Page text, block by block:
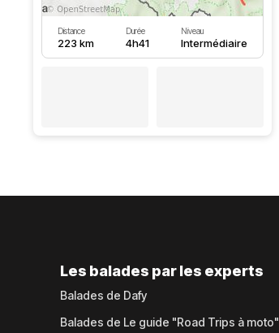
Distance
223 km
Durée
4h41
Niveau
Intermédiaire
Les balades par les experts
Balades de Dafy
Balades de Le guide "Road Trips à moto"